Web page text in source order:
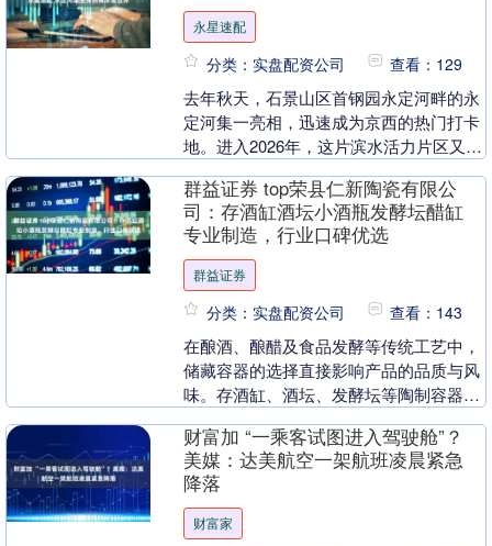
永星速配
分类：实盘配资公司 查看：129
去年秋天，石景山区首钢园永定河畔的永
定河集一亮相，迅速成为京西的热门打卡
地。进入2026年，这片滨水活力片区又披
期间，众多游....
群益证券 top荣县仁新陶瓷有限公
司：存酒缸酒坛小酒瓶发酵坛醋缸
专业制造，行业口碑优选
群益证券
分类：实盘配资公司 查看：143
在酿酒、酿醋及食品发酵等传统工艺中，
储藏容器的选择直接影响产品的品质与风
味。存酒缸、酒坛、发酵坛等陶制容器凭
能，成为行业内的核....
财富加 “一乘客试图进入驾驶舱”？
美媒：达美航空一架航班凌晨紧急
降落
财富家